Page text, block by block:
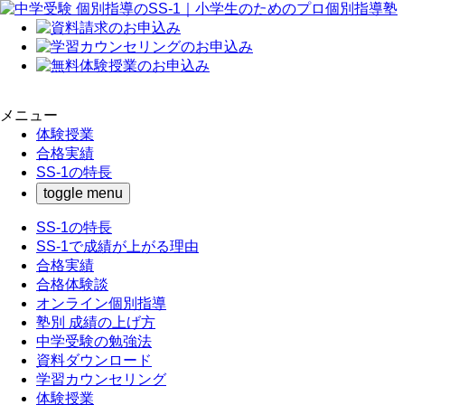
メニュー
体験授業
合格実績
SS-1の特長
toggle menu
SS-1の特長
SS-1で成績が上がる理由
合格実績
合格体験談
オンライン個別指導
塾別 成績の上げ方
中学受験の勉強法
資料ダウンロード
学習カウンセリング
体験授業